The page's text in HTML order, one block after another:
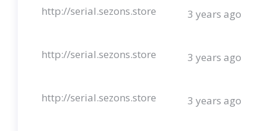
http://serial.sezons.store 3 years ago
http://serial.sezons.store 3 years ago
http://serial.sezons.store 3 years ago